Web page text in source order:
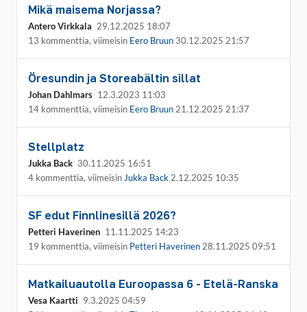
Mikä maisema Norjassa?
Antero Virkkala 29.12.2025 18:07
13 kommenttia, viimeisin Eero Bruun 30.12.2025 21:57
Öresundin ja Storeabältin sillat
Johan Dahlmars 12.3.2023 11:03
14 kommenttia, viimeisin Eero Bruun 21.12.2025 21:37
Stellplatz
Jukka Back 30.11.2025 16:51
4 kommenttia, viimeisin Jukka Back 2.12.2025 10:35
SF edut Finnlinesillä 2026?
Petteri Haverinen 11.11.2025 14:23
19 kommenttia, viimeisin Petteri Haverinen 28.11.2025 09:51
Matkailuautolla Euroopassa 6 - Etelä-Ranska
Vesa Kaartti 9.3.2025 04:59